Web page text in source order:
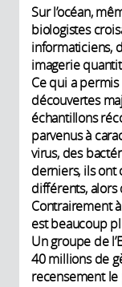
Sur l’océan,
biologistes
informaticiens,
imagerie
Ce qui a
découvertes
échantillons
parvenus à
virus, des
derniers, ils ont
différents, alors
Contrairement
est beaucoup
Un groupe de
40 millions de
recensement